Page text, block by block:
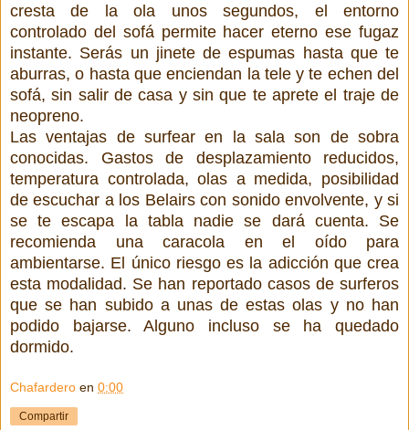
cresta de la ola unos segundos, el entorno
controlado del sofá permite hacer eterno ese fugaz
instante. Serás un jinete de espumas hasta que te
aburras, o hasta que enciendan la tele y te echen del
sofá, sin salir de casa y sin que te aprete el traje de
neopreno.
Las ventajas de surfear en la sala son de sobra
conocidas. Gastos de desplazamiento reducidos,
temperatura controlada, olas a medida, posibilidad
de escuchar a los Belairs con sonido envolvente, y si
se te escapa la tabla nadie se dará cuenta. Se
recomienda una caracola en el oído para
ambientarse. El único riesgo es la adicción que crea
esta modalidad. Se han reportado casos de surferos
que se han subido a unas de estas olas y no han
podido bajarse. Alguno incluso se ha quedado
dormido.
Chafardero en 0:00
Compartir